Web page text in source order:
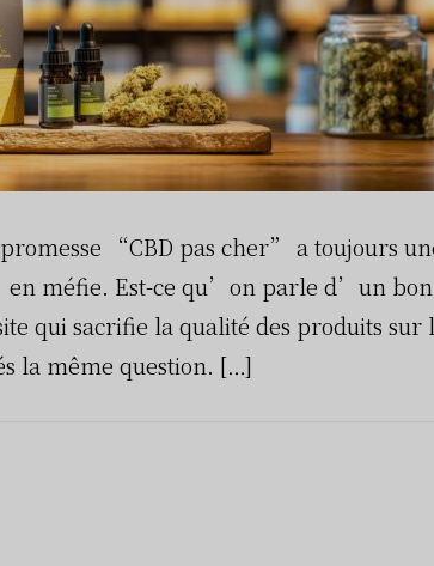
“CBD pas cher” a toujours
méfie. Est-ce qu’on parle d’un
qui sacrifie la qualité des produits
la même question. […]